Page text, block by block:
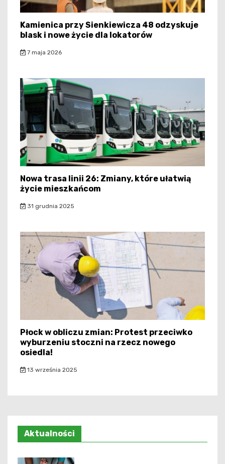
Kamienica przy Sienkiewicza 48 odzyskuje
blask i nowe życie dla lokatorów
7 maja 2026
Nowa trasa linii 26: Zmiany, które ułatwią
życie mieszkańcom
31 grudnia 2025
Płock w obliczu zmian: Protest przeciwko
wyburzeniu stoczni na rzecz nowego
osiedla!
13 września 2025
Aktualności